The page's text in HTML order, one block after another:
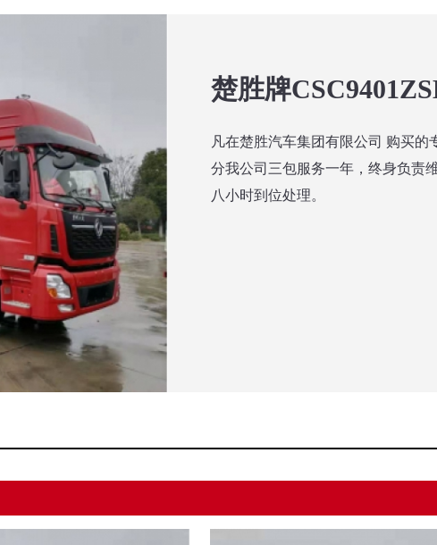
楚胜牌
凡在楚胜汽车集团有限公司 购买
分我公司三包服务一年，终身负责
八小时到位处理。